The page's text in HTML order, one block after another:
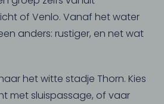
of Venlo. Vanaf het water
anders: rustiger, en net wat
het witte stadje Thorn. Kies
met sluispassage, of vaar